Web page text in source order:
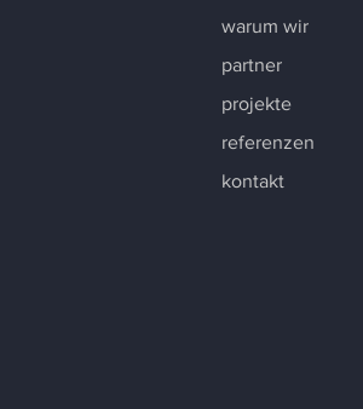
warum wir
partner
projekte
referenzen
kontakt